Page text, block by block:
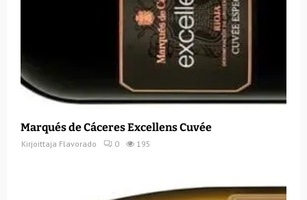
Marqués de Cáceres Excellens Cuvée
Kirjoittaja Flavorado 0 195